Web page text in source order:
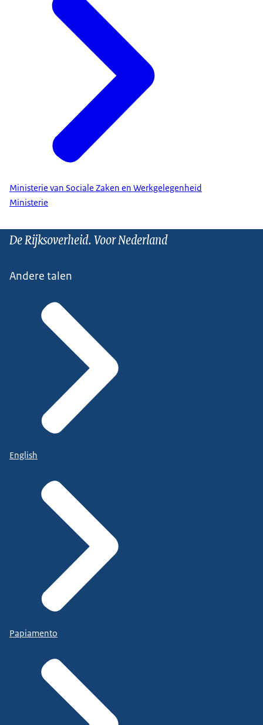
Ministerie van Sociale Zaken en Werkgelegenheid
Ministerie
De Rijksoverheid. Voor Nederland
Andere talen
English
Papiamento